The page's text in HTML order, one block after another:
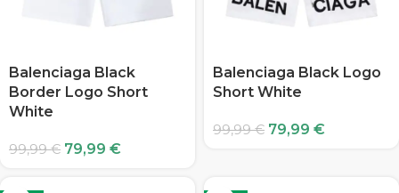
Balenciaga Black
Border Logo Short
White
99,99€ 79,99 €
Balenciaga Black Logo
Short White
99,99€ 79,99 €